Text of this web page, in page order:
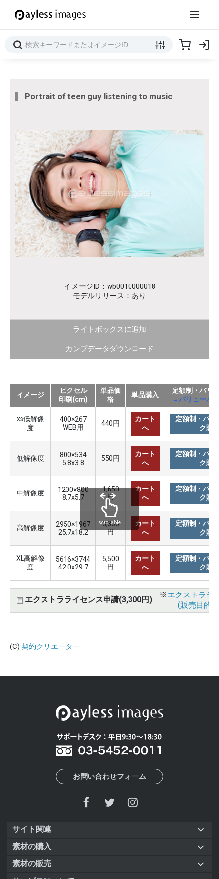
Portrait of teen guy listening to music
イメージID：wb0010000018
モデルリリース：あり
ライトボックスに追加
カンプデータダウンロード
イメージ
ピクセル
印刷(cm)
単品価
格
単品購入
定額制・バリ
→バリューパ
xs低解像
度
400×267
WEB用
440円
カート
へ
定額制・バリ
ク購
低解像度
800×534
5.8x3.8
550円
カート
へ
定額制・バリ
ク購
中解像度
1200×800
8.7x5.7
1,650
円
カート
へ
定額制・バリ
ク購
高解像度
2950×1967
25.7x18.2
3,300
円
カート
へ
定額制・バリ
ク購
XL高解像
度
5616×3744
42.0x29.7
5,500
円
カート
へ
定額制・バリ
ク購
エクストラライセンス申請(3,300円)
※エクストララ
(販売目的
scrollable
(C) 契約クリエーター
お問い合わせフォーム
サイト関連
素材の購入
素材の販売